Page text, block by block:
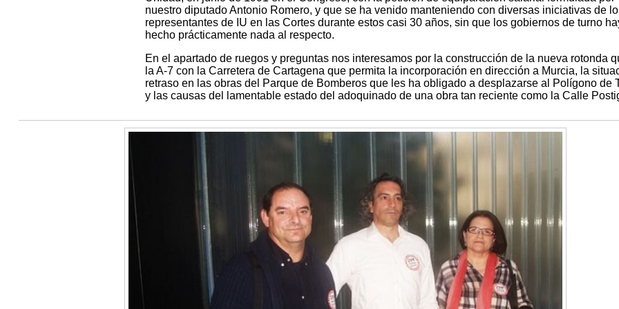
nuestro diputado Antonio Romero, y que se ha venido manteniendo con diversas iniciativas de
representantes de IU en las Cortes durante estos casi 30 años, sin que los gobiernos de turno
hecho prácticamente nada al respecto.
En el apartado de ruegos y preguntas nos interesamos por la construcción de la nueva rotonda
la A-7 con la Carretera de Cartagena que permita la incorporación en dirección a Murcia, la
retraso en las obras del Parque de Bomberos que les ha obligado a desplazarse al Polígono de
y las causas del lamentable estado del adoquinado de una obra tan reciente como la Calle